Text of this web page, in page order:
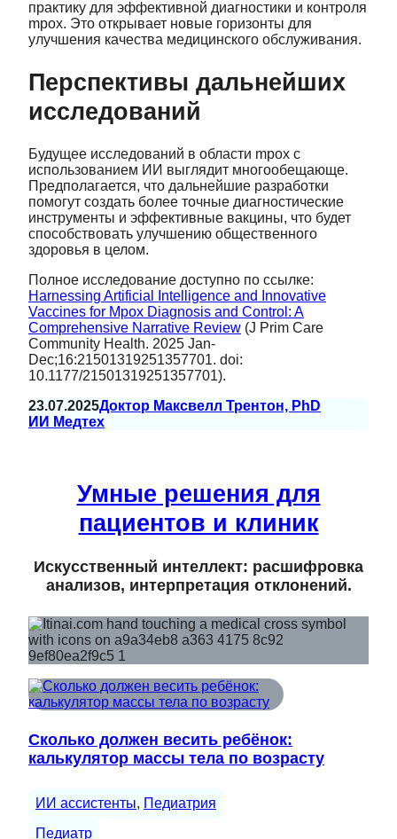
практику для эффективной диагностики и контроля
mpox. Это открывает новые горизонты для
улучшения качества медицинского обслуживания.
Перспективы дальнейших
исследований
Будущее исследований в области mpox с
использованием ИИ выглядит многообещающе.
Предполагается, что дальнейшие разработки
помогут создать более точные диагностические
инструменты и эффективные вакцины, что будет
способствовать улучшению общественного
здоровья в целом.
Полное исследование доступно по ссылке:
Harnessing Artificial Intelligence and Innovative
Vaccines for Mpox Diagnosis and Control: A
Comprehensive Narrative Review (J Prim Care
Community Health. 2025 Jan-
Dec;16:21501319251357701. doi:
10.1177/21501319251357701).
23.07.2025Доктор Максвелл Трентон, PhD
ИИ Медтех
Умные решения для
пациентов и клиник
Искусственный интеллект: расшифровка
анализов, интерпретация отклонений.
Сколько должен весить ребёнок:
калькулятор массы тела по возрасту
ИИ ассистенты, Педиатрия
Педиатр